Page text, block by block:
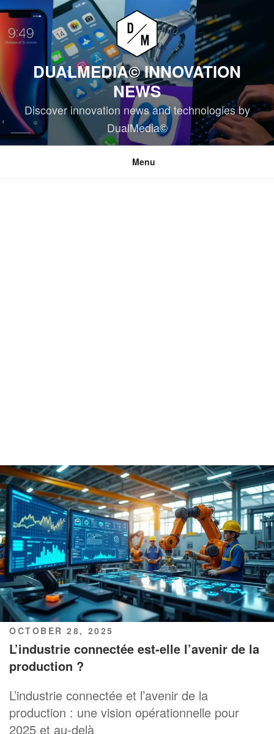
Skip
content
DUALMEDIA© INNOVATION
NEWS
Discover innovation news and technologies by
DualMedia©
Menu
POSTED
ON
OCTOBER 28, 2025
L’industrie connectée est-elle l’avenir de la
production ?
L’industrie connectée et l’avenir de la
production : une vision opérationnelle pour
2025 et au-delà